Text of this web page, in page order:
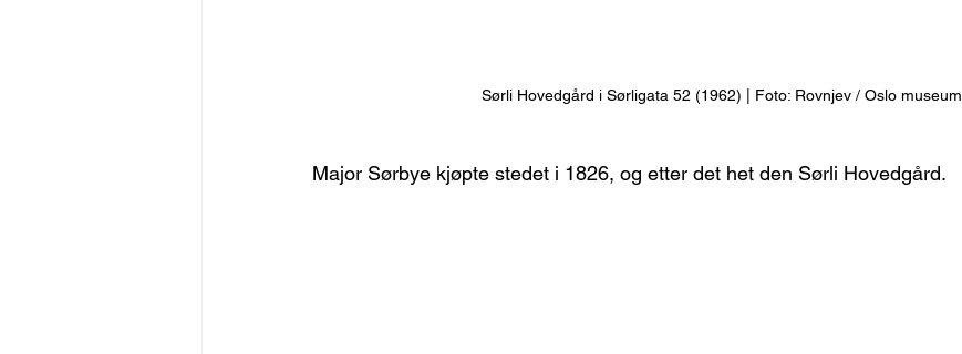
Sørli Hovedgård i Sørligata 52 (1962) | Foto: Rovnjev / Oslo museum
Major Sørbye kjøpte stedet i 1826, og etter det het den Sørli Hovedgård.